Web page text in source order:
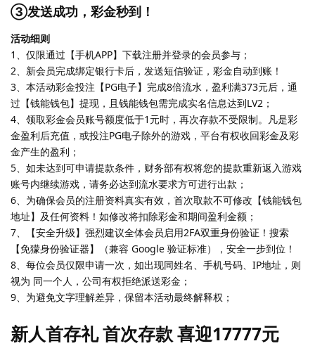
③发送成功，彩金秒到！
活动细则
1、仅限通过【手机APP】下载注册并登录的会员参与；
2、新会员完成绑定银行卡后，发送短信验证，彩金自动到账！
3、本活动彩金投注【PG电子】完成8倍流水，盈利满373元后，通
过【钱能钱包】提现，且钱能钱包需完成实名信息达到LV2；
4、领取彩金会员账号额度低于1元时，再次存款不受限制。凡是彩
金盈利后充值，或投注PG电子除外的游戏，平台有权收回彩金及彩
金产生的盈利；
5、如未达到可申请提款条件，财务部有权将您的提款重新返入游戏
账号内继续游戏，请务必达到流水要求方可进行出款；
6、为确保会员的注册资料真实有效，首次取款不可修改【钱能钱包
地址】及任何资料！如修改将扣除彩金和期间盈利金额；
7、【安全升级】强烈建议全体会员启用2FA双重身份验证！搜索
【免獴身份验证器】（兼容 Google 验证标准），安全一步到位！
8、每位会员仅限申请一次，如出现同姓名、手机号码、IP地址，则
视为 同一个人，公司有权拒绝派送彩金；
9、为避免文字理解差异，保留本活动最终解释权；
新人首存礼 首次存款 喜迎17777元